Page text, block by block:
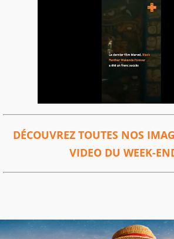
DÉCOUVREZ TOUTES NOS
VIDEO DU WEEK-